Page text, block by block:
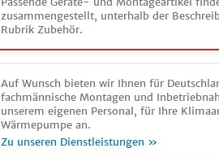
zusammengestellt, unterhalb der
Rubrik Zubehör.
Auf Wunsch bieten wir Ihnen für
fachmännische Montagen und
unserem eigenen Personal, für Ihre
Wärmepumpe an.
Zu unseren Dienstleistungen »